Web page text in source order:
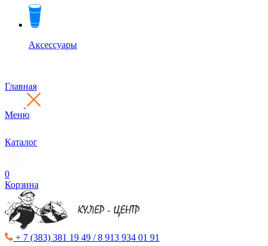
Аксессуары
Главная
Меню
Каталог
0
Корзина
+ 7 (383) 381 19 49 / 8 913 934 01 91